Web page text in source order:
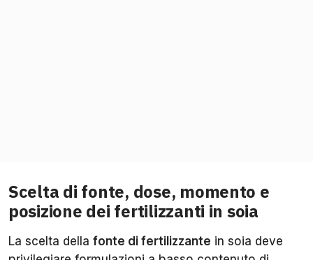
Scelta di fonte, dose, momento e
posizione dei fertilizzanti in soia
La scelta della fonte di fertilizzante in soia deve